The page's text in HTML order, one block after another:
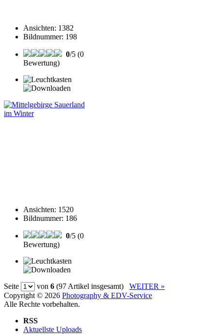
Ansichten: 1382
Bildnummer: 198
0/5 (0
Bewertung)
Ansichten: 1520
Bildnummer: 186
0/5 (0
Bewertung)
Seite von 6 (97 Artikel insgesamt)
WEITER »
Copyright © 2026 Photography & EDV-Service
Alle Rechte vorbehalten.
RSS
Aktuellste Uploads